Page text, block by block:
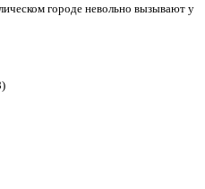
городе невольно вызывают у